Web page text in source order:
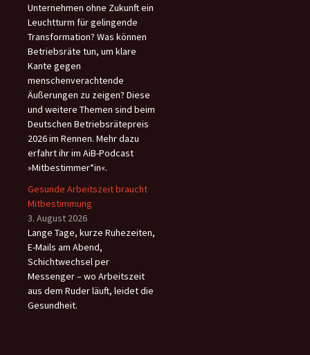
Unternehmen ohne Zukunft ein
Leuchtturm für gelingende
Transformation? Was können
Betriebsräte tun, um klare
Kante gegen
menschenverachtende
Äußerungen zu zeigen? Diese
und weitere Themen sind beim
Deutschen Betriebsrätepreis
2026 im Rennen. Mehr dazu
erfahrt ihr im AiB-Podcast
»Mitbestimmer*in«.
Gesunde Arbeitszeit braucht
Mitbestimmung
3. August 2026
Lange Tage, kurze Ruhezeiten,
E-Mails am Abend,
Schichtwechsel per
Messenger – wo Arbeitszeit
aus dem Ruder läuft, leidet die
Gesundheit.